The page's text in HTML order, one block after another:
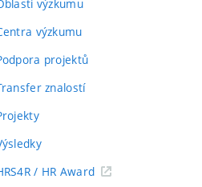
výzkumu
výzkumu
projektů
znalostí
/ HR Award